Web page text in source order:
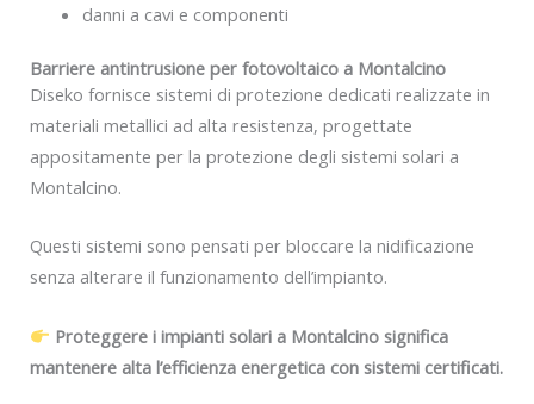
danni a cavi e componenti
Barriere antintrusione per fotovoltaico a Montalcino
Diseko fornisce sistemi di protezione dedicati realizzate in
materiali metallici ad alta resistenza, progettate
appositamente per la protezione degli sistemi solari a
Montalcino.
Questi sistemi sono pensati per bloccare la nidificazione
senza alterare il funzionamento dell’impianto.
Proteggere i impianti solari a Montalcino significa
mantenere alta l’efficienza energetica con sistemi certificati.